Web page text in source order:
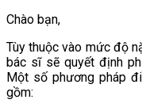
Chào bạn,
Tùy thuộc vào mức độ
bác sĩ sẽ quyết định
Một số phương pháp
gồm: